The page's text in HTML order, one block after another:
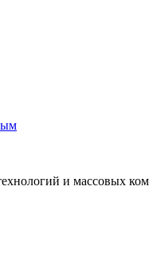
и массовых